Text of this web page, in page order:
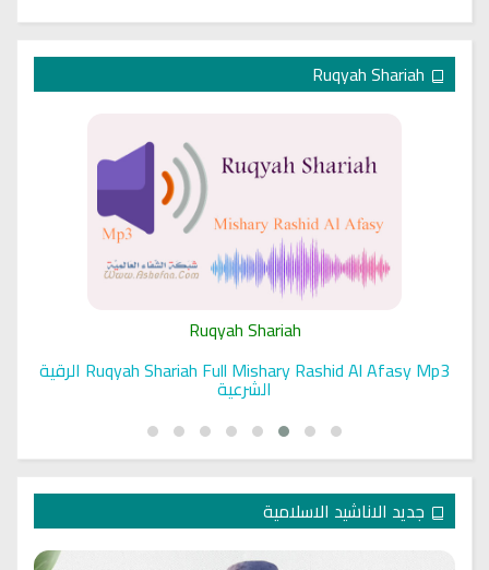
Ruqyah Shariah
Ruqyah Shariah Full Mishary Rashid Al Afasy Mp3 الرقية
الشرعية
جديد الاناشيد الاسلامية